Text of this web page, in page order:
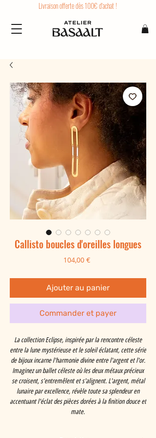
Livraison offerte dès 100€ d'achat !
Callisto boucles d'oreilles longues
104,00 €Prix
Ajouter au panier
Commander et payer
La collection Eclipse, inspirée par la rencontre céleste
entre la lune mystérieuse et le soleil éclatant, cette série
de bijoux incarne l'harmonie divine entre l'argent et l'or.
Imaginez un ballet céleste où les deux métaux précieux
se croisent, s'entremêlent et s'alignent. L'argent, métal
lunaire par excellence, révèle toute sa splendeur en
accentuant l'éclat des pièces dorées à la finition douce et
mate.